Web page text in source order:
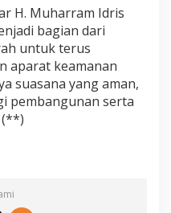
H. Muharram Idris
bagian dari
untuk terus
aparat keamanan
suasana yang aman,
pembangunan serta
(**)